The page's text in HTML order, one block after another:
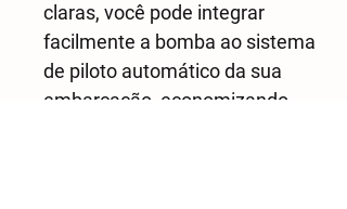
claras, você pode integrar
facilmente a bomba ao sistema
de piloto automático da sua
embarcação, economizando